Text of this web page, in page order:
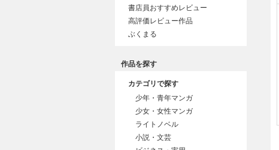
書店員おすすめレビュー
高評価レビュー作品
ぶくまる
作品を探す
カテゴリで探す
少年・青年マンガ
少女・女性マンガ
ライトノベル
小説・文芸